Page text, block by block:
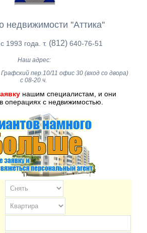
недвижимости ''Аттика''
1993 года. т. (812) 640-76-51
Наш адрес:
пер.10/11 офис 30 (вход со двора)
с 08-20 ч.
нашим специалистам, и они
операциях с недвижимостью.